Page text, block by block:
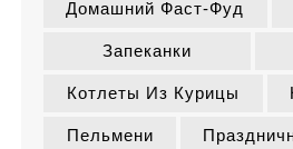
Домашний Фаст-Фуд
Запеканки
Котлеты Из Курицы
Пельмени